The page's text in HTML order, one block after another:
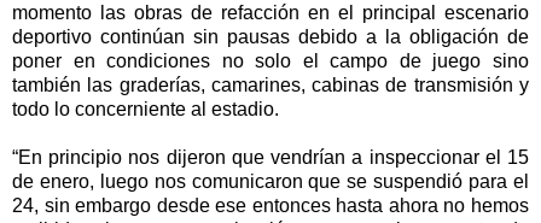
momento las obras de refacción en el principal escenario
deportivo continúan sin pausas debido a la obligación de
poner en condiciones no solo el campo de juego sino
también las graderías, camarines, cabinas de transmisión y
todo lo concerniente al estadio.
“En principio nos dijeron que vendrían a inspeccionar el 15
de enero, luego nos comunicaron que se suspendió para el
24, sin embargo desde ese entonces hasta ahora no hemos